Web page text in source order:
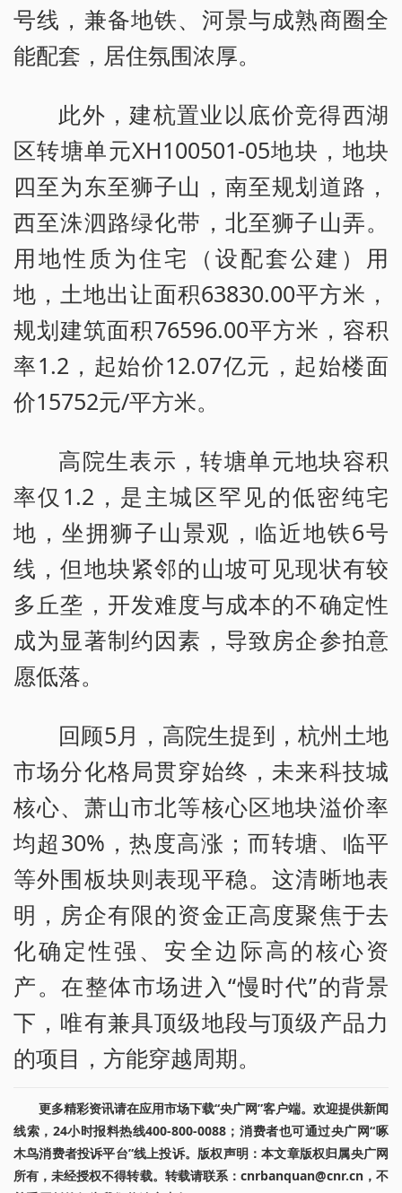
号线，兼备地铁、河景与成熟商圈全
能配套，居住氛围浓厚。
此外，建杭置业以底价竞得西湖
区转塘单元XH100501-05地块，地块
四至为东至狮子山，南至规划道路，
西至洙泗路绿化带，北至狮子山弄。
用地性质为住宅（设配套公建）用
地，土地出让面积63830.00平方米，
规划建筑面积76596.00平方米，容积
率1.2，起始价12.07亿元，起始楼面
价15752元/平方米。
高院生表示，转塘单元地块容积
率仅1.2，是主城区罕见的低密纯宅
地，坐拥狮子山景观，临近地铁6号
线，但地块紧邻的山坡可见现状有较
多丘垄，开发难度与成本的不确定性
成为显著制约因素，导致房企参拍意
愿低落。
回顾5月，高院生提到，杭州土地
市场分化格局贯穿始终，未来科技城
核心、萧山市北等核心区地块溢价率
均超30%，热度高涨；而转塘、临平
等外围板块则表现平稳。这清晰地表
明，房企有限的资金正高度聚焦于去
化确定性强、安全边际高的核心资
产。在整体市场进入“慢时代”的背景
下，唯有兼具顶级地段与顶级产品力
的项目，方能穿越周期。
更多精彩资讯请在应用市场下载“央广网”客户端。欢迎提供新闻
线索，24小时报料热线400-800-0088；消费者也可通过央广网“啄
木鸟消费者投诉平台”线上投诉。版权声明：本文章版权归属央广网
所有，未经授权不得转载。转载请联系：cnrbanquan@cnr.cn，不